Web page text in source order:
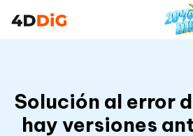
Solución al error
hay versiones